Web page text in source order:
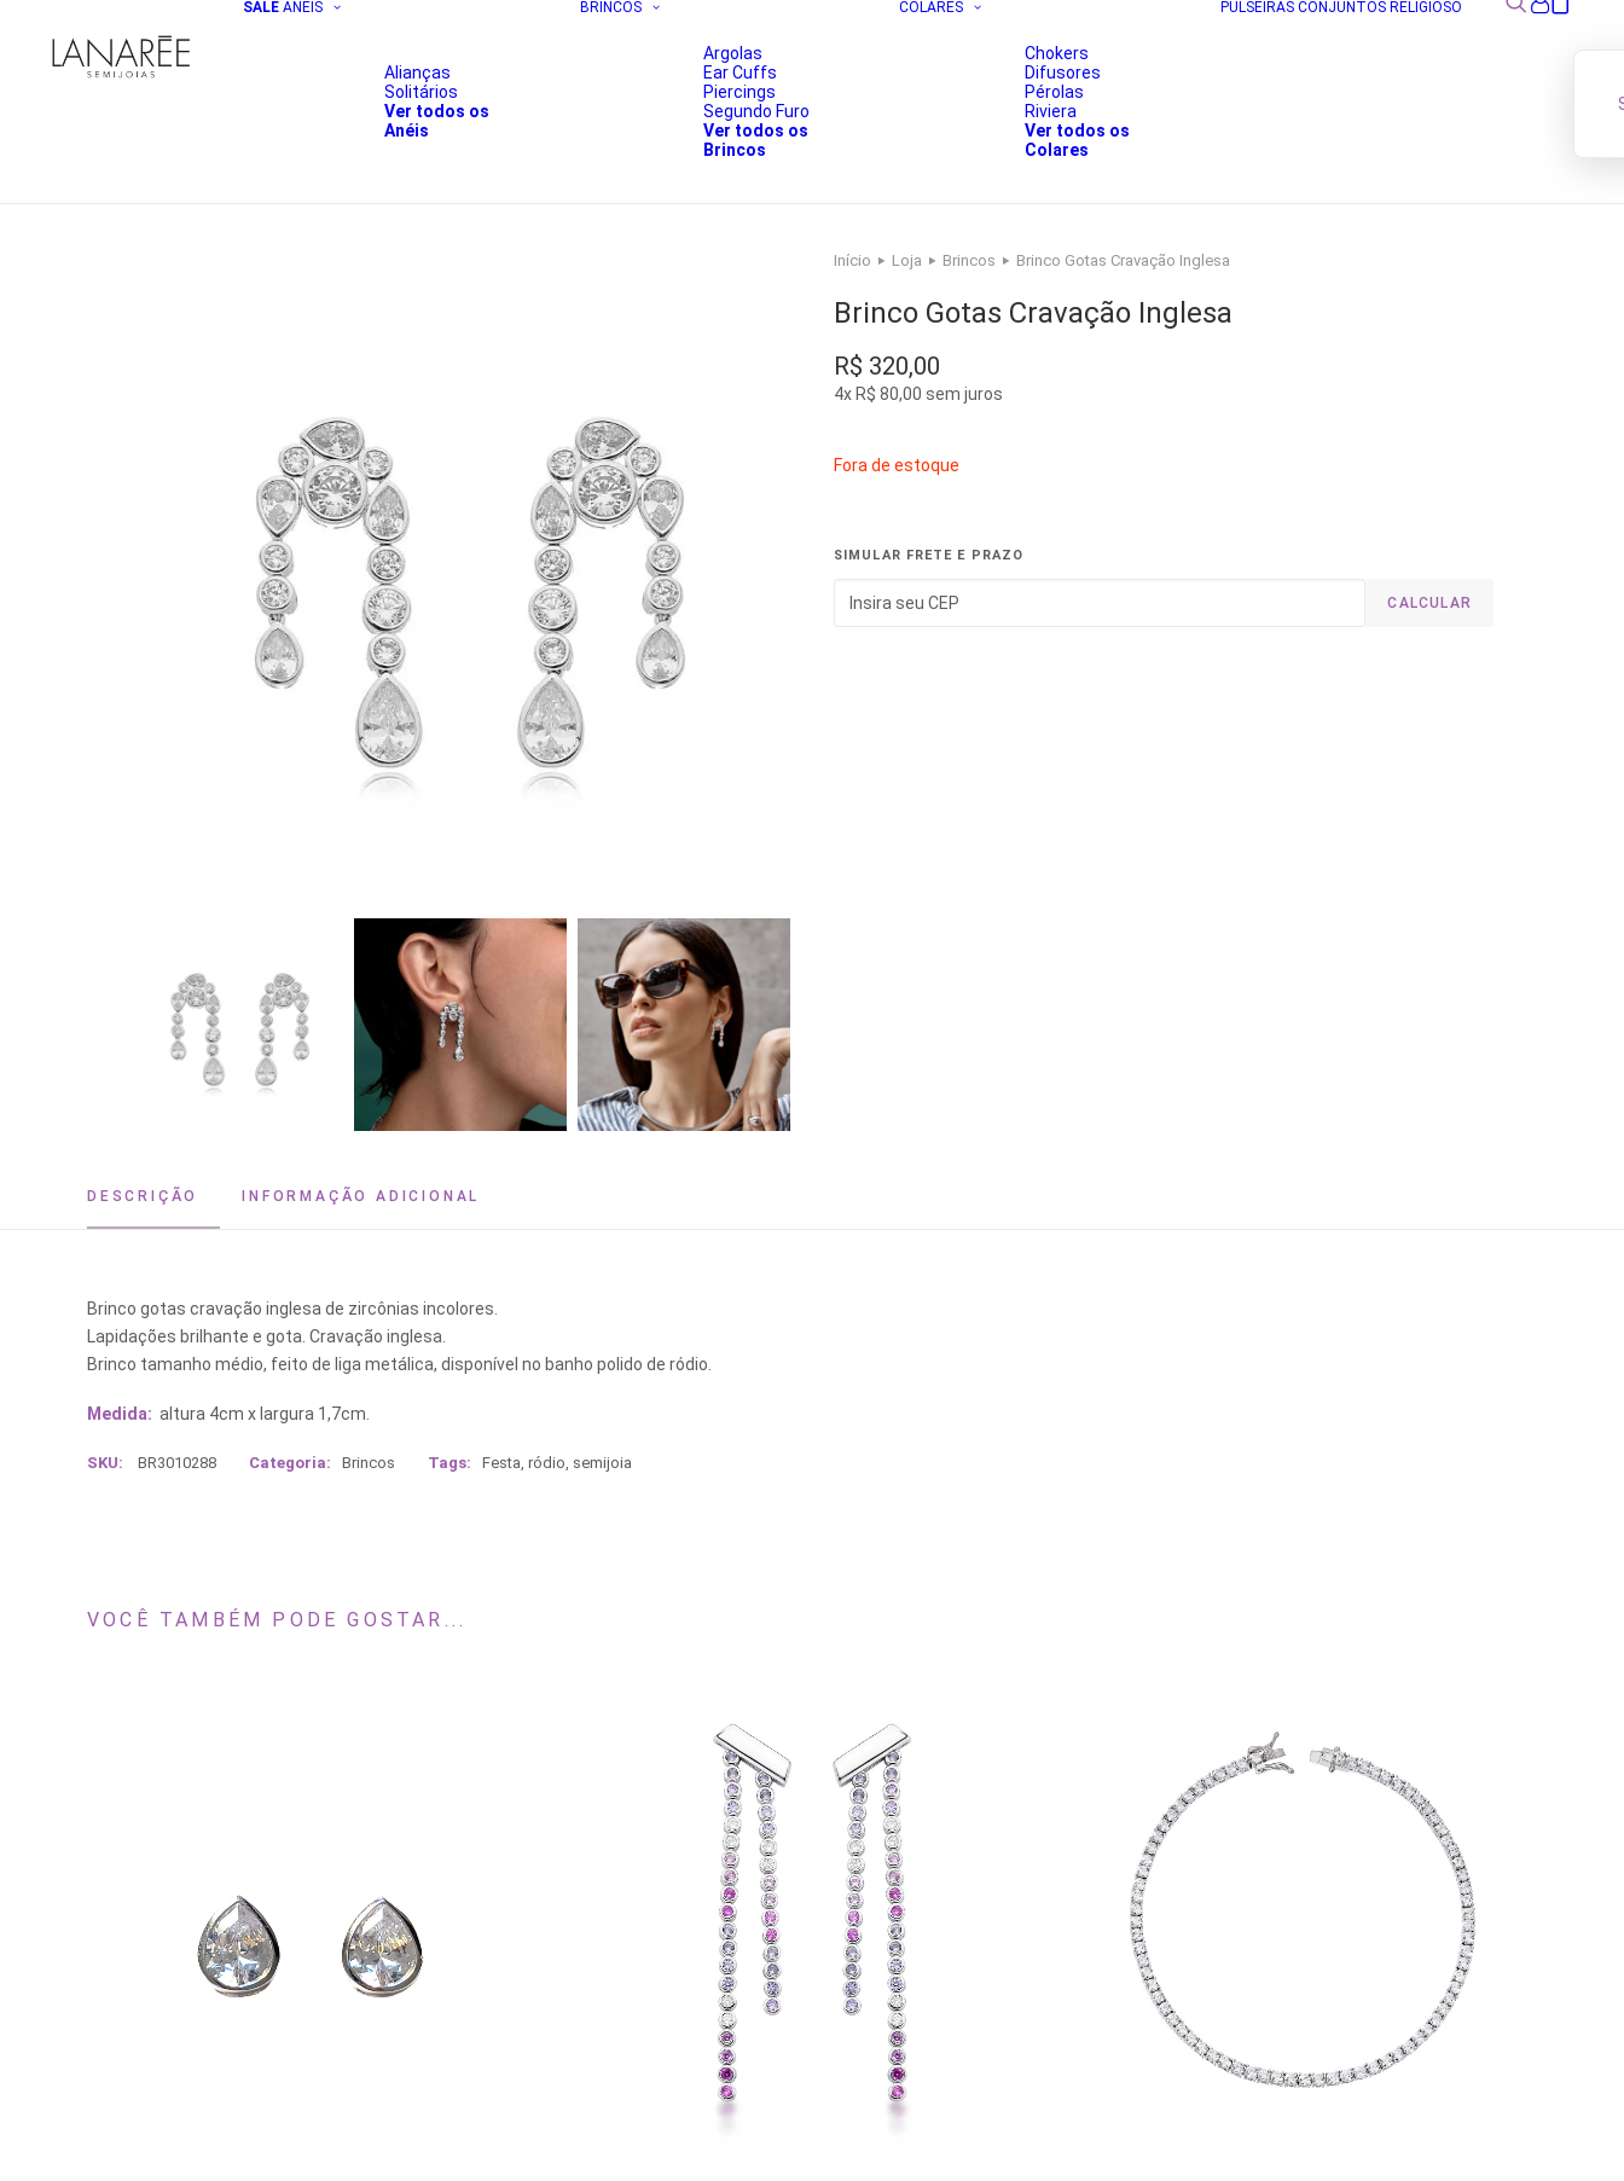
SALE ANÉIS
Alianças
Solitários
Ver todos os
Anéis
BRINCOS
Argolas
Ear Cuffs
Piercings
Segundo Furo
Ver todos os
Brincos
COLARES
Chokers
Difusores
Pérolas
Riviera
Ver todos os
Colares
PULSEIRAS CONJUNTOS RELIGIOSO
Início Loja Brincos Brinco Gotas Cravação Inglesa
Brinco Gotas Cravação Inglesa
R$ 320,00
4x R$ 80,00 sem juros
Fora de estoque
SIMULAR FRETE E PRAZO
CALCULAR
DESCRIÇÃO INFORMAÇÃO ADICIONAL
Brinco gotas cravação inglesa de zircônias incolores.
Lapidações brilhante e gota. Cravação inglesa.
Brinco tamanho médio, feito de liga metálica, disponível no banho polido de ródio.
Medida: altura 4cm x largura 1,7cm.
SKU: BR3010288 Categoria: Brincos Tags: Festa, ródio, semijoia
VOCÊ TAMBÉM PODE GOSTAR...